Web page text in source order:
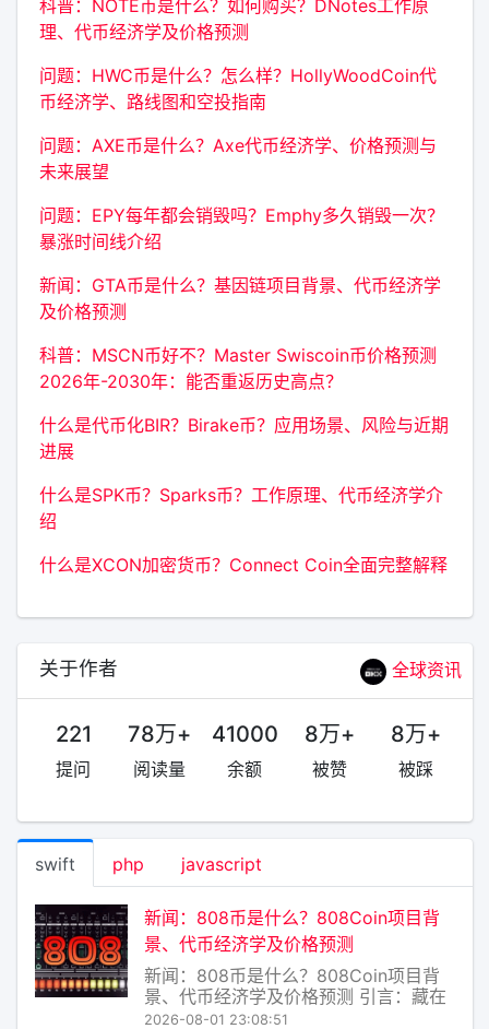
科普：NOTE币是什么？如何购买？DNotes工作原
理、代币经济学及价格预测
问题：HWC币是什么？怎么样？HollyWoodCoin代
币经济学、路线图和空投指南
问题：AXE币是什么？Axe代币经济学、价格预测与
未来展望
问题：EPY每年都会销毁吗？Emphy多久销毁一次？
暴涨时间线介绍
新闻：GTA币是什么？基因链项目背景、代币经济学
及价格预测
科普：MSCN币好不？Master Swiscoin币价格预测
2026年-2030年：能否重返历史高点？
什么是代币化BIR？Birake币？应用场景、风险与近期
进展
什么是SPK币？Sparks币？工作原理、代币经济学介
绍
什么是XCON加密货币？Connect Coin全面完整解释
关于作者 全球资讯
221
提问
78万+
阅读量
41000
余额
8万+
被赞
8万+
被踩
swift php javascript
新闻：808币是什么？808Coin项目背
景、代币经济学及价格预测
新闻：808币是什么？808Coin项目背
景、代币经济学及价格预测 引言：藏在
“808”里的野心与风险 在加密货币市场
2026-08-01 23:08:51